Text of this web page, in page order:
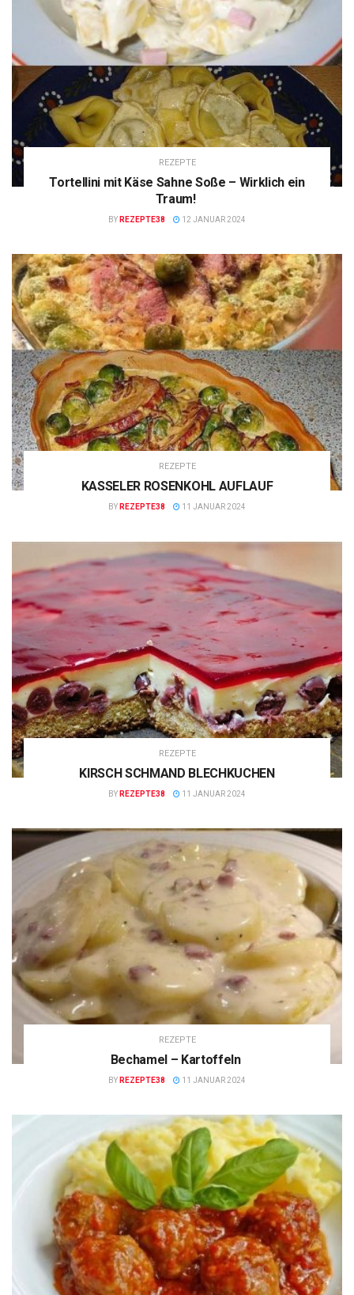
REZEPTE
Tortellini mit Käse Sahne Soße – Wirklich ein
Traum!
BY REZEPTE38 12 JANUAR 2024
REZEPTE
KASSELER ROSENKOHL AUFLAUF
BY REZEPTE38 11 JANUAR 2024
REZEPTE
KIRSCH SCHMAND BLECHKUCHEN
BY REZEPTE38 11 JANUAR 2024
REZEPTE
Bechamel – Kartoffeln
BY REZEPTE38 11 JANUAR 2024